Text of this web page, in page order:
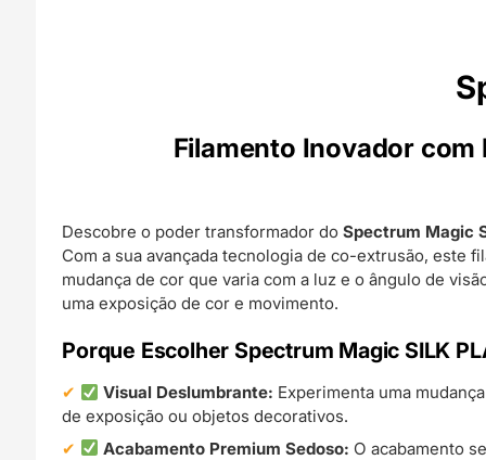
Filamento Inovador com
Descobre o poder transformador doSpectrum Magic
Com a sua avançada tecnologia de co-extrusão, este
mudança de cor que varia com a luz e o ângulo de
uma exposição de cor e movimento.
Porque Escolher Spectrum Magic SILK
Visual Deslumbrante: Experimenta uma
de exposição ou objetos decorativos.
Acabamento Premium Sedoso: O acabamento